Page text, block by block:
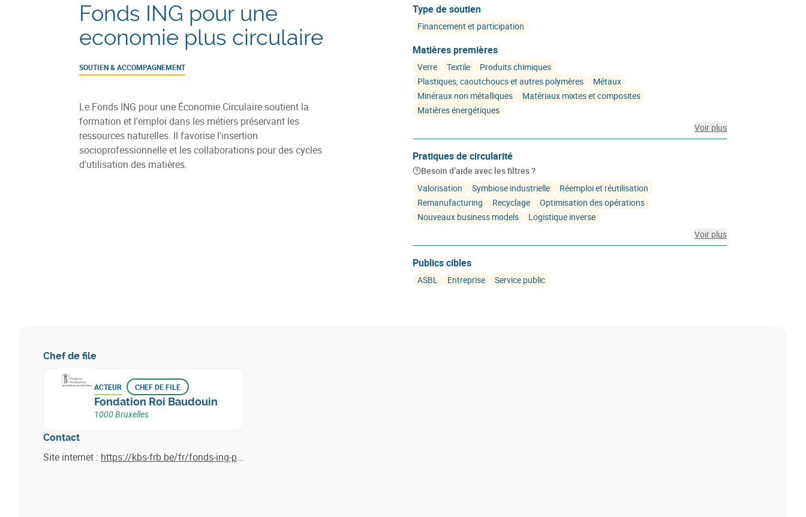
Fonds ING pour une
economie plus circulaire
SOUTIEN & ACCOMPAGNEMENT
Le Fonds ING pour une Économie Circulaire soutient la
formation et l'emploi dans les métiers préservant les
ressources naturelles. Il favorise l'insertion
socioprofessionnelle et les collaborations pour des cycles
d'utilisation des matières.
Type de soutien
Financement et participation
Matières premières
Verre Textile
Produits chimiques
Plastiques, caoutchoucs et autres polymères
Métaux
Minéraux non métalliques
Matériaux mixtes et composites
Matières énergétiques
Voir plus
Pratiques de circularité
Besoin d’aide avec les filtres ?
Valorisation
Symbiose industrielle
Réemploi et réutilisation
Remanufacturing
Recyclage
Optimisation des opérations
Nouveaux business models
Logistique inverse
Voir plus
Publics cibles
ASBL Entreprise Service public
Chef de file
ACTEUR CHEF DE FILE
Fondation Roi Baudouin
1000 Bruxelles
Contact
Site internet : https://kbs-frb.be/fr/fonds-ing-pour-une-economie-plus-circulaire-2?utm_source=&utm_medium=e-mail&utm_campaign=20240415_Climate_FR